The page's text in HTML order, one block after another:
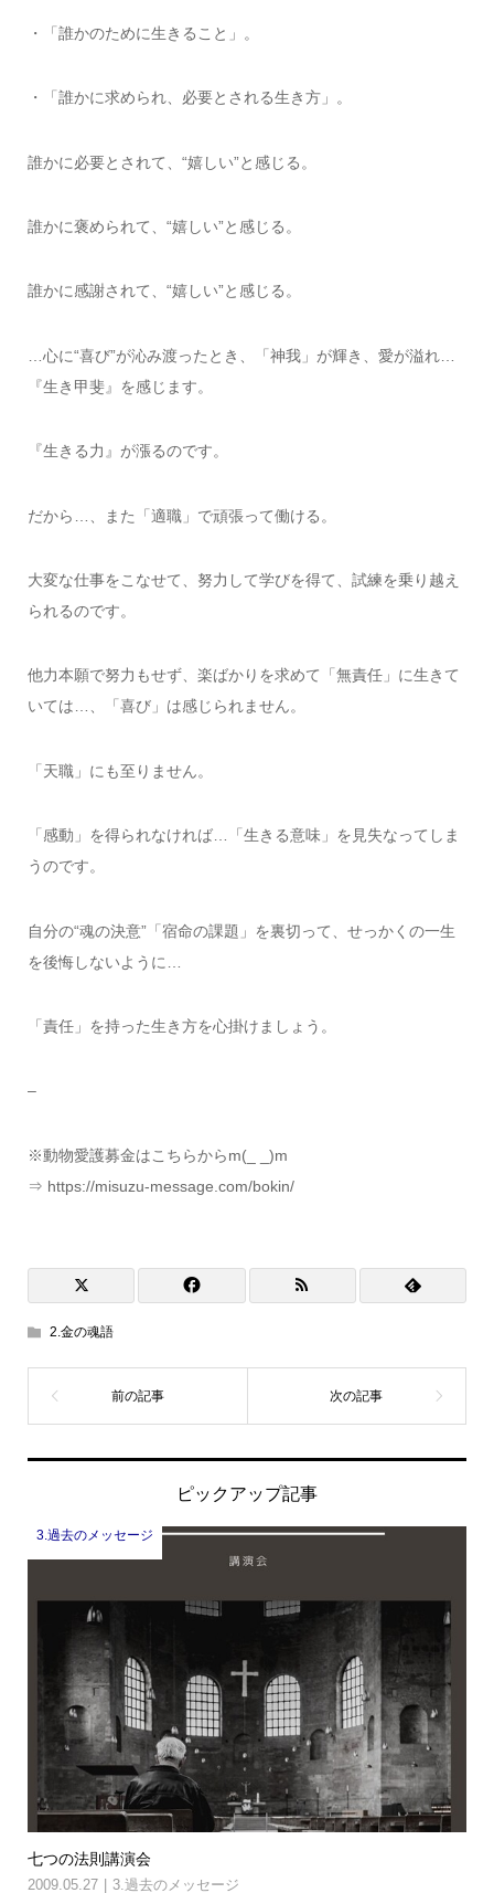
・「誰かのために生きること」。
・「誰かに求められ、必要とされる生き方」。
誰かに必要とされて、“嬉しい”と感じる。
誰かに褒められて、“嬉しい”と感じる。
誰かに感謝されて、“嬉しい”と感じる。
…心に“喜び”が沁み渡ったとき、「神我」が輝き、愛が溢れ…
『生き甲斐』を感じます。
『生きる力』が漲るのです。
だから…、また「適職」で頑張って働ける。
大変な仕事をこなせて、努力して学びを得て、試練を乗り越え
られるのです。
他力本願で努力もせず、楽ばかりを求めて「無責任」に生きて
いては…、「喜び」は感じられません。
「天職」にも至りません。
「感動」を得られなければ…「生きる意味」を見失なってしま
うのです。
自分の“魂の決意”「宿命の課題」を裏切って、せっかくの一生
を後悔しないように…
「責任」を持った生き方を心掛けましょう。
–
※動物愛護募金はこちらからm(_ _)m
⇒ https://misuzu-message.com/bokin/
2.金の魂語
ピックアップ記事
3.過去のメッセージ
七つの法則講演会
2009.05.27 3.過去のメッセージ